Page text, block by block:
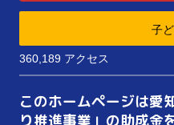
子
360,189 アクセス
このホームページは愛
り推進事業」の助成金